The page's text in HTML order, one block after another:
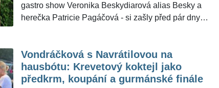
Lehečkou zažila zklamání v lásce, když její někdejší
partner Oliver Průcha krátce po rozchodu odletěl
by se měl člověk zamilovat nejméně po roce.
gastro show Veronika Beskydiarová alias Besky a
herečka Patricie Pagáčová - si zašly před pár dny
obou šarmantních dam. Redakce ŽivotvČesku.cz se
rozhodla obě oblíbené umělkyně v rámci módní
policie zhodnotit.
Vondráčková s Navrátilovou na
hausbótu: Krevetový koktejl jako
předkrm, koupání a gurmánské finále